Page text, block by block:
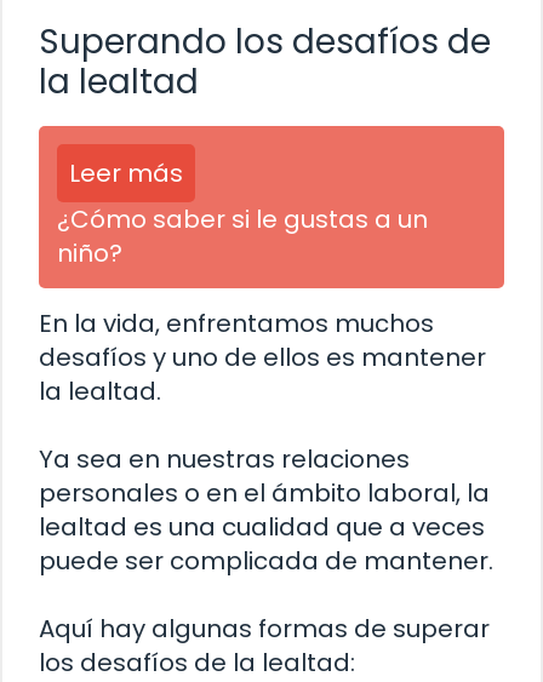
Superando los desafíos de
la lealtad
Leer más
¿Cómo saber si le gustas a un
niño?
En la vida, enfrentamos muchos
desafíos y uno de ellos es mantener
la lealtad.
Ya sea en nuestras relaciones
personales o en el ámbito laboral, la
lealtad es una cualidad que a veces
puede ser complicada de mantener.
Aquí hay algunas formas de superar
los desafíos de la lealtad: